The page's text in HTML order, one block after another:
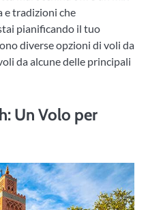
tradizioni che
pianificando il tuo
diverse opzioni di voli da
da alcune delle principali
Un Volo per